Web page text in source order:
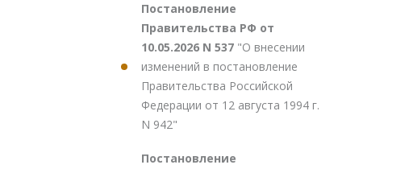
Постановление
Правительства РФ от
10.05.2026 N 537 "О внесении
изменений в постановление
Правительства Российской
Федерации от 12 августа 1994 г.
N 942"
Постановление